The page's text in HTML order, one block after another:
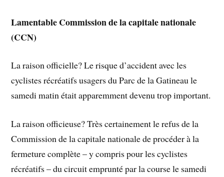
Lamentable Commission de la capitale nationale
(CCN)
La raison officielle? Le risque d’accident avec les
cyclistes récréatifs usagers du Parc de la Gatineau le
samedi matin était apparemment devenu trop important.
La raison officieuse? Très certainement le refus de la
Commission de la capitale nationale de procéder à la
fermeture complète – y compris pour les cyclistes
récréatifs – du circuit emprunté par la course le samedi